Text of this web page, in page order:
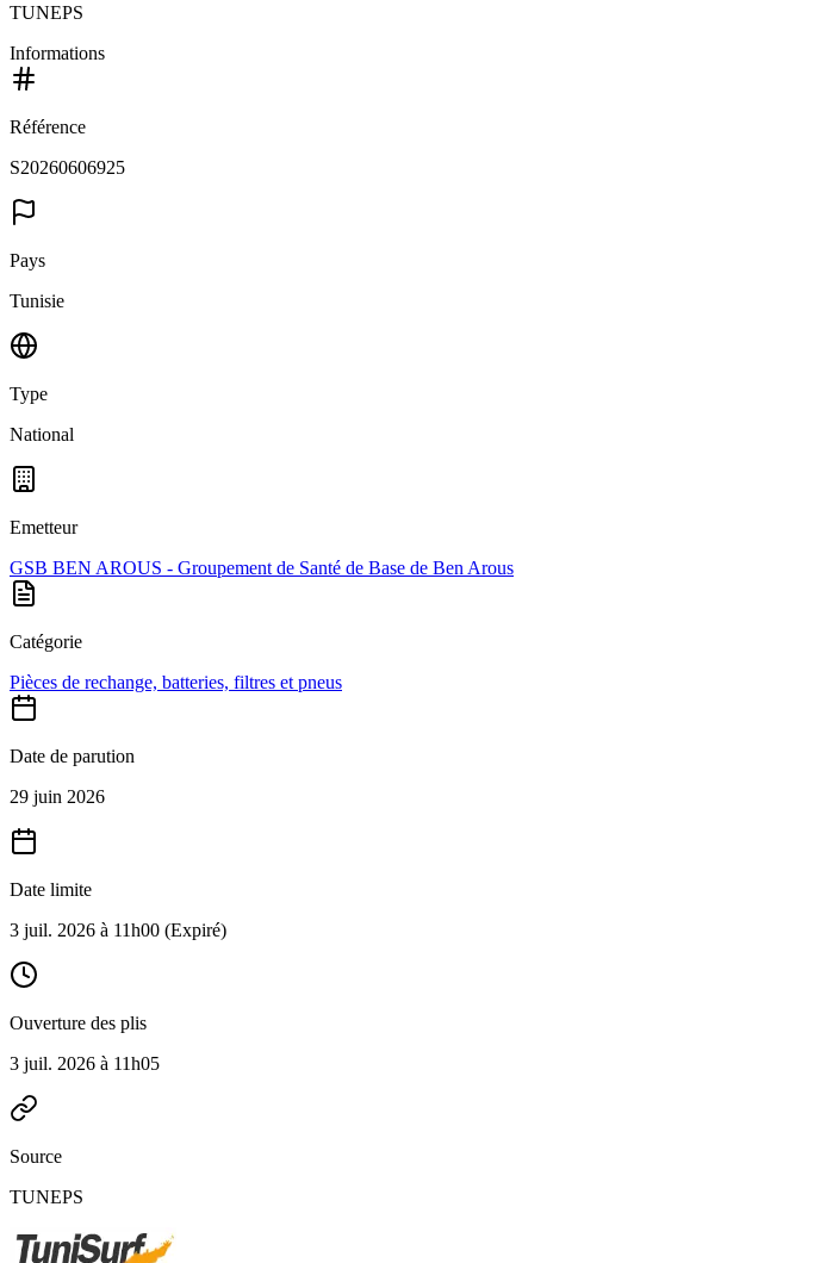
TUNEPS
Informations
Référence
S20260606925
Pays
Tunisie
Type
National
Emetteur
GSB BEN AROUS - Groupement de Santé de Base de Ben Arous
Catégorie
Pièces de rechange, batteries, filtres et pneus
Date de parution
29 juin 2026
Date limite
3 juil. 2026 à 11h00 (Expiré)
Ouverture des plis
3 juil. 2026 à 11h05
Source
TUNEPS